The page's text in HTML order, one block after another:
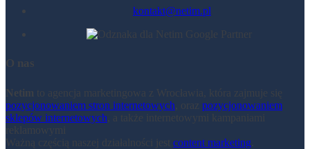
kontakt@netim.pl
O nas
Netim to agencja marketingowa z Wrocławia, która zajmuje się
pozycjonowaniem stron internetowych , oraz pozycjonowaniem
sklepów internetowych , a także internetowymi kampaniami
reklamowymi
Ważną częścią naszej działalności jest content marketing